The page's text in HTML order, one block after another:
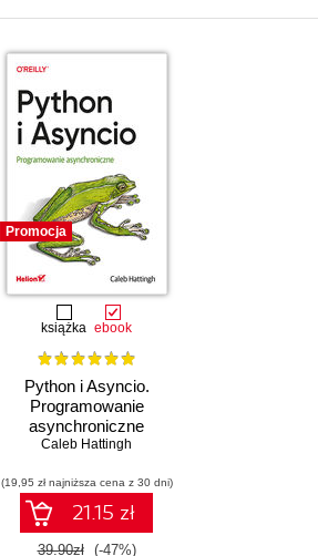
Promocja
książka ebook
Python i Asyncio.
Programowanie
asynchroniczne
Caleb Hattingh
(19,95 zł najniższa cena z 30 dni)
21.15 zł
39.90zł (-47%)